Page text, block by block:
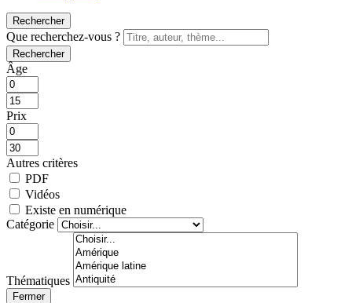
Rechercher
Que recherchez-vous ?
Rechercher
Âge
Prix
Autres critères
PDF
Vidéos
Existe en numérique
Catégorie
Thématiques
Fermer